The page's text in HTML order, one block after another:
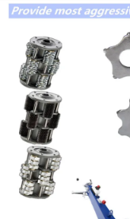
CASA.
PRODOTTI
VIDEO
Zhuzhou
Xinhe
Rights
Reserved.